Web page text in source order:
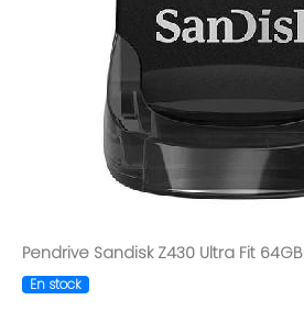
Pendrive Sandisk Z430 Ultra Fit 64GB
En stock